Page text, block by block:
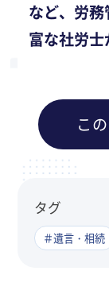
など、労
富な社労士
こ
タグ
＃遺言・相続